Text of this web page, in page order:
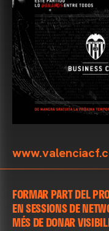
FORMAR PART DEL
EN SESSIONS DE
MÉS DE DONAR